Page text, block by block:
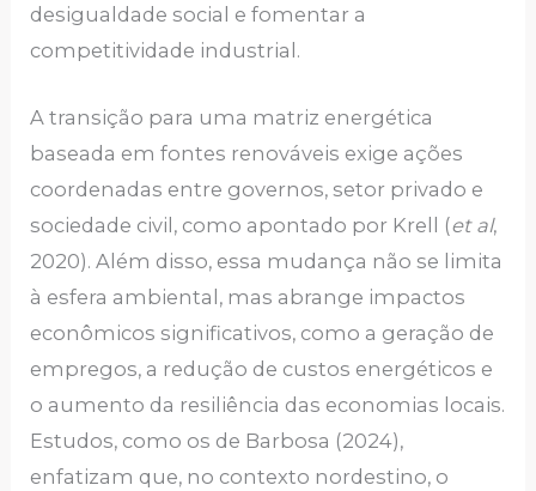
desigualdade social e fomentar a
competitividade industrial.
A transição para uma matriz energética
baseada em fontes renováveis exige ações
coordenadas entre governos, setor privado e
sociedade civil, como apontado por Krell (et al,
2020). Além disso, essa mudança não se limita
à esfera ambiental, mas abrange impactos
econômicos significativos, como a geração de
empregos, a redução de custos energéticos e
o aumento da resiliência das economias locais.
Estudos, como os de Barbosa (2024),
enfatizam que, no contexto nordestino, o